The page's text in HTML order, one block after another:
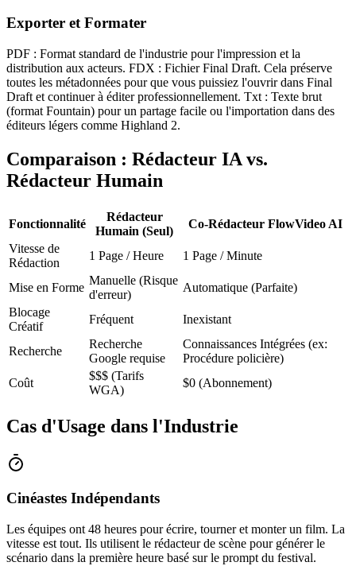
Exporter et Formater
PDF : Format standard de l'industrie pour l'impression et la
distribution aux acteurs. FDX : Fichier Final Draft. Cela préserve
toutes les métadonnées pour que vous puissiez l'ouvrir dans Final
Draft et continuer à éditer professionnellement. Txt : Texte brut
(format Fountain) pour un partage facile ou l'importation dans des
éditeurs légers comme Highland 2.
Comparaison : Rédacteur IA vs.
Rédacteur Humain
Fonctionnalité
Rédacteur
Humain (Seul)
Co-Rédacteur FlowVideo AI
Vitesse de
Rédaction
1 Page / Heure 1 Page / Minute
Mise en Forme
Manuelle (Risque
d'erreur)
Automatique (Parfaite)
Blocage
Créatif
Fréquent Inexistant
Recherche
Recherche
Google requise
Connaissances Intégrées (ex:
Procédure policière)
Coût
$$$ (Tarifs
WGA)
$0 (Abonnement)
Cas d'Usage dans l'Industrie
Cinéastes Indépendants
Les équipes ont 48 heures pour écrire, tourner et monter un film. La
vitesse est tout. Ils utilisent le rédacteur de scène pour générer le
scénario dans la première heure basé sur le prompt du festival.